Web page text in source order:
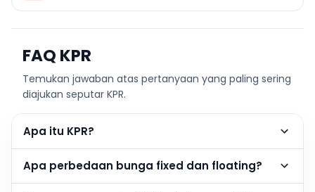
FAQ KPR
Temukan jawaban atas pertanyaan yang paling sering
diajukan seputar KPR.
Apa itu KPR?
Apa perbedaan bunga fixed dan floating?